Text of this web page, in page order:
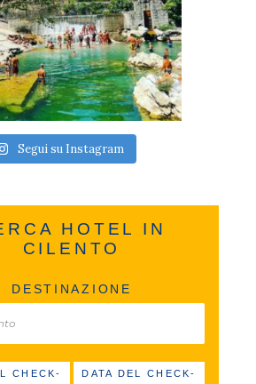
Segui su Instagram
HOTEL IN
CILENTO
DESTINAZIONE
DATA DEL CHECK-